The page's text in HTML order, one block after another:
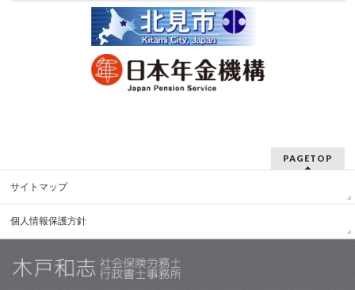
PAGETOP
サイトマップ
個人情報保護方針